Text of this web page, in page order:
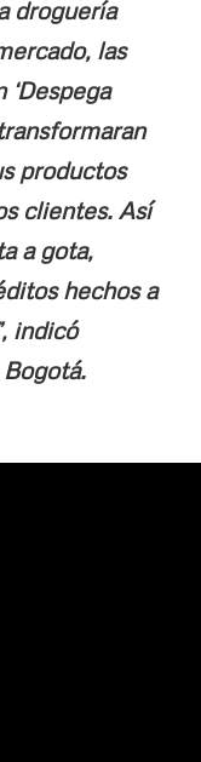
droguería
las
productos
clientes. Así
a gota,
hechos a
indicó